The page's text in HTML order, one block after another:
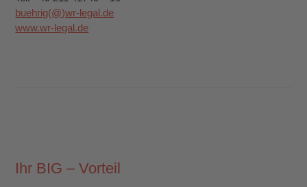
buehrig(@)wr-legal.de
www.wr-legal.de
Ihr BIG – Vorteil